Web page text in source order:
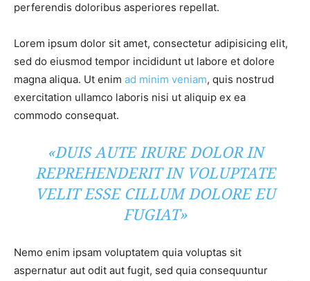
perferendis doloribus asperiores repellat.
Lorem ipsum dolor sit amet, consectetur adipisicing elit,
sed do eiusmod tempor incididunt ut labore et dolore
magna aliqua. Ut enim ad minim veniam, quis nostrud
exercitation ullamco laboris nisi ut aliquip ex ea
commodo consequat.
«DUIS AUTE IRURE DOLOR IN
REPREHENDERIT IN VOLUPTATE
VELIT ESSE CILLUM DOLORE EU
FUGIAT»
Nemo enim ipsam voluptatem quia voluptas sit
aspernatur aut odit aut fugit, sed quia consequuntur